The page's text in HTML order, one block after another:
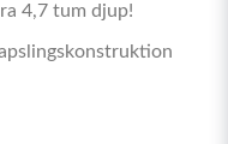
4,7 tum djup!